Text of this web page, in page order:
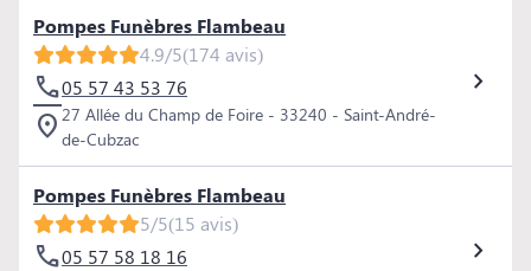
Pompes Funèbres Flambeau
4.9/5(174 avis)
05 57 43 53 76
27 Allée du Champ de Foire - 33240 - Saint-André-
de-Cubzac
Pompes Funèbres Flambeau
5/5(15 avis)
05 57 58 18 16